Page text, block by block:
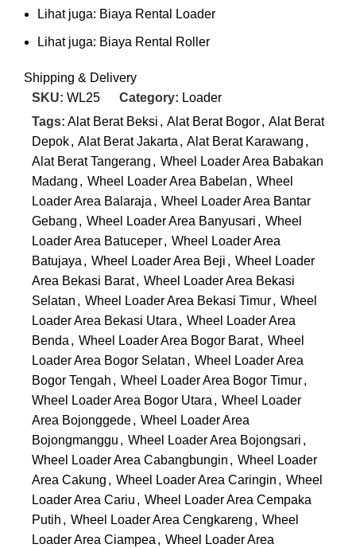
Lihat juga: Biaya Rental Loader
Lihat juga: Biaya Rental Roller
Shipping & Delivery
SKU: WL25 Category: Loader
Tags: Alat Berat Beksi , Alat Berat Bogor, Alat Berat
Depok, Alat Berat Jakarta , Alat Berat Karawang ,
Alat Berat Tangerang , Wheel Loader Area Babakan
Madang , Wheel Loader Area Babelan , Wheel
Loader Area Balaraja , Wheel Loader Area Bantar
Gebang , Wheel Loader Area Banyusari , Wheel
Loader Area Batuceper, Wheel Loader Area
Batujaya , Wheel Loader Area Beji , Wheel Loader
Area Bekasi Barat, Wheel Loader Area Bekasi
Selatan , Wheel Loader Area Bekasi Timur, Wheel
Loader Area Bekasi Utara , Wheel Loader Area
Benda , Wheel Loader Area Bogor Barat, Wheel
Loader Area Bogor Selatan , Wheel Loader Area
Bogor Tengah , Wheel Loader Area Bogor Timur,
Wheel Loader Area Bogor Utara , Wheel Loader
Area Bojonggede, Wheel Loader Area
Bojongmanggu , Wheel Loader Area Bojongsari ,
Wheel Loader Area Cabangbungin , Wheel Loader
Area Cakung , Wheel Loader Area Caringin , Wheel
Loader Area Cariu , Wheel Loader Area Cempaka
Putih , Wheel Loader Area Cengkareng , Wheel
Loader Area Ciampea , Wheel Loader Area